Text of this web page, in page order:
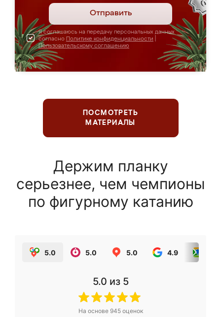
Отправить
Я соглашаюсь на передачу персональных данных
согласно Политике конфиденциальности
Пользовательскому соглашению
ПОСМОТРЕТЬ
МАТЕРИАЛЫ
Держим планку
серьезнее, чем чемпионы
по фигурному катанию
5.0 5.0 5.0 4.9
5.0 из 5
На основе 945оценок